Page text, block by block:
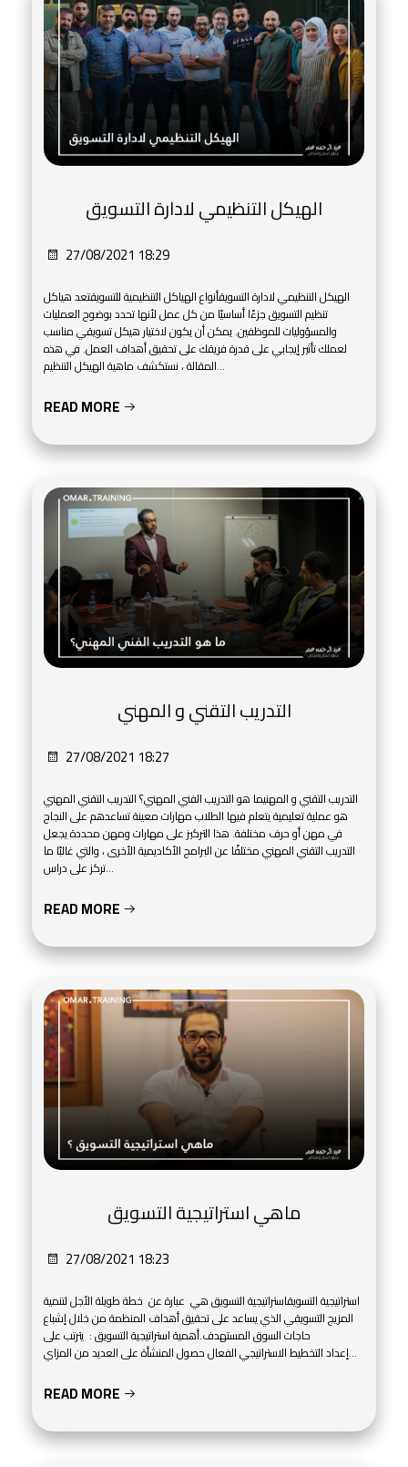
الهيكل التنظيمي لادارة التسويق
27/08/2021 18:29
الهيكل التنظيمي لادارة التسويقأنواع الهياكل التنظيمية للتسويقتعد هياكل
تنظيم التسويق جزءًا أساسيًا من كل عمل لأنها تحدد بوضوح العمليات
والمسؤوليات للموظفين. يمكن أن يكون لاختيار هيكل تسويقي مناسب
لعملك تأثير إيجابي على قدرة فريقك على تحقيق أهداف العمل. في هذه
المقالة ، نستكشف ماهية الهيكل التنظيم...
READ MORE
التدريب التقني و المهني
27/08/2021 18:27
التدريب التقني و المهنيما هو التدريب الفني المهني؟ التدريب التقني المهني
هو عملية تعليمية يتعلم فيها الطلاب مهارات معينة تساعدهم على النجاح
في مهن أو حرف مختلفة. هذا التركيز على مهارات ومهن محددة يجعل
التدريب التقني المهني مختلفًا عن البرامج الأكاديمية الأخرى ، والتي غالبًا ما
تركز على دراس...
READ MORE
ماهي استراتيجية التسويق
27/08/2021 18:23
استراتيجية التسويقاستراتيجية التسويق هي عبارة عن خطة طويلة الأجل لتنمية
المزيج التسويقي الذي يساعد على تحقيق أهداف المنظمة من خلال إشباع
حاجات السوق المستهدف.أهمية استراتيجية التسويق : يترتب على
إعداد التخطيط الاستراتيجي الفعال حصول المنشأة على العديد من المزاي...
READ MORE